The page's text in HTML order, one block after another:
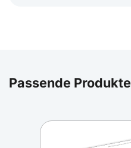
Passende Produkte